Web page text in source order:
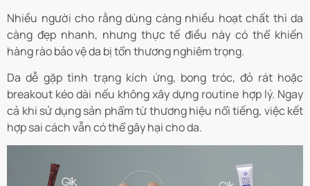
Nhiều người cho rằng dùng càng nhiều hoạt chất thì da
càng đẹp nhanh, nhưng thực tế điều này có thể khiến
hàng rào bảo vệ da bị tổn thương nghiêm trọng.
Da dễ gặp tình trạng kích ứng, bong tróc, đỏ rát hoặc
breakout kéo dài nếu không xây dựng routine hợp lý. Ngay
cả khi sử dụng sản phẩm từ thương hiệu nổi tiếng, việc kết
hợp sai cách vẫn có thể gây hại cho da.